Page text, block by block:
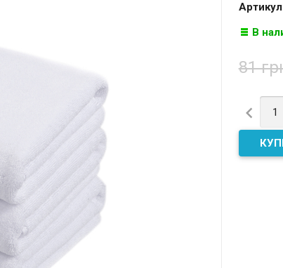
В
81
